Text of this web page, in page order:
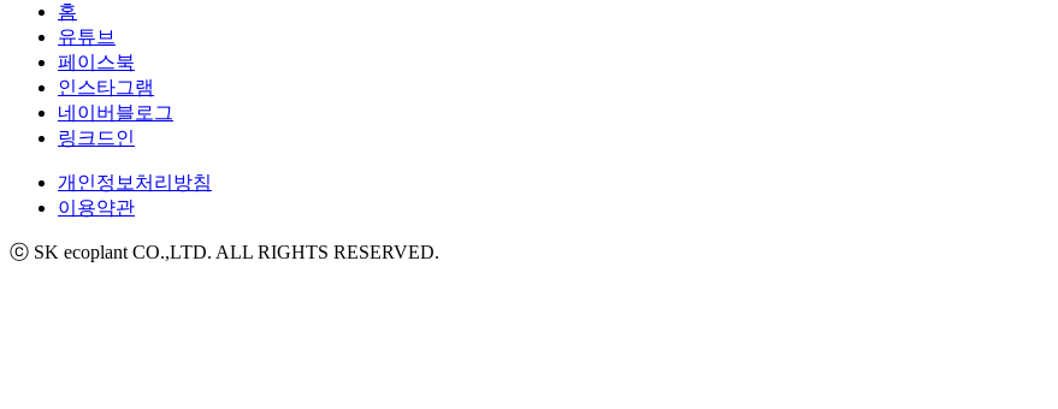
홈
유튜브
페이스북
인스타그램
네이버블로그
링크드인
개인정보처리방침
이용약관
ⓒ SK ecoplant CO.,LTD. ALL RIGHTS RESERVED.